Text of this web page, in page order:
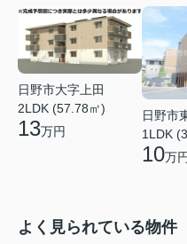
日野市大字上田
2LDK (57.78㎡)
13万円
日野市
1LDK
10万円
よく見られている物件